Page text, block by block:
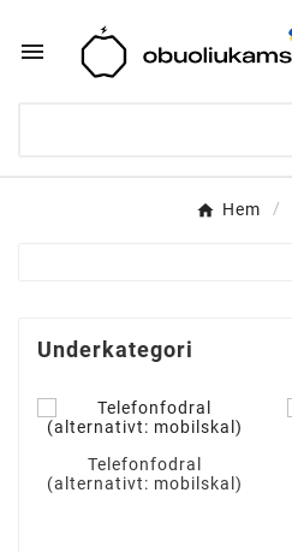

Hem
Underkategori
Telefonfodral
(alternativt: mobilskal)